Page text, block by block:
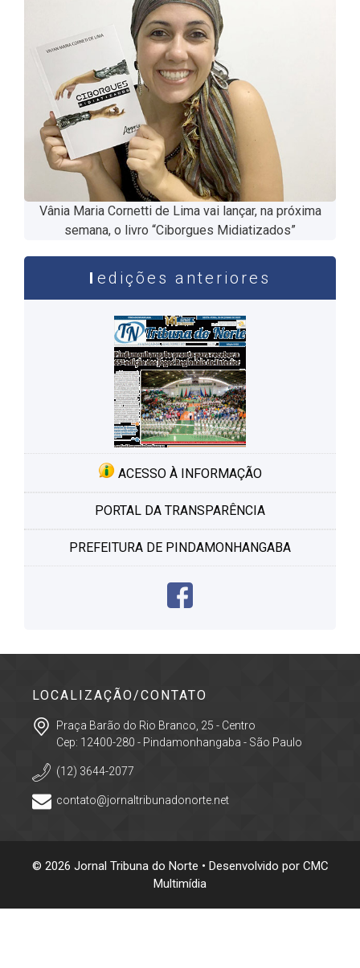
Vânia Maria Cornetti de Lima vai lançar, na próxima
semana, o livro “Ciborgues Midiatizados”
edições anteriores
ACESSO À INFORMAÇÃO
PORTAL DA TRANSPARÊNCIA
PREFEITURA DE PINDAMONHANGABA
LOCALIZAÇÃO/CONTATO
Praça Barão do Rio Branco, 25 - Centro
Cep: 12400-280 - Pindamonhangaba - São Paulo
(12) 3644-2077
contato@jornaltribunadonorte.net
© 2026 Jornal Tribuna do Norte • Desenvolvido por CMC
Multimídia